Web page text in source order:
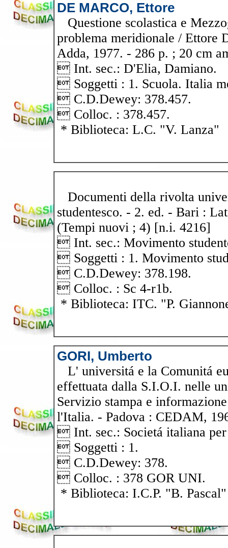
DE MARCO, Ettore
Questione scolastica e
problema meridionale / Ettore
Adda, 1977. - 286 p. ; 20 cm
 Int. sec.: D'Elia, Damiano.
 Soggetti : 1. Scuola. Italia
 C.D.Dewey: 378.457.
 Colloc. : 378.457.
* Biblioteca: L.C. "V. Lanza"
Documenti della rivolta
studentesco. - 2. ed. - Bari :
(Tempi nuovi ; 4) [n.i. 4216]
 Int. sec.: Movimento
 Soggetti : 1. Movimento
 C.D.Dewey: 378.198.
 Colloc. : Sc 4-r1b.
* Biblioteca: ITC. "P.
GORI, Umberto
L' universitá e la Comunitá
effettuata dalla S.I.O.I. nelle
Servizio stampa e
l'Italia. - Padova : CEDAM,
 Int. sec.: Societá italiana
 Soggetti : 1.
 C.D.Dewey: 378.
 Colloc. : 378 GOR UNI.
* Biblioteca: I.C.P. "B. Pascal"